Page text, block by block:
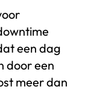
een dag
door een
meer dan